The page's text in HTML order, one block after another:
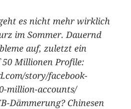
es nicht mehr wirklich
im Sommer. ­Dauernd
auf, zuletzt ein
Millionen Profile:
story/facebook-
million-accounts/
Dämmerung? Chinesen